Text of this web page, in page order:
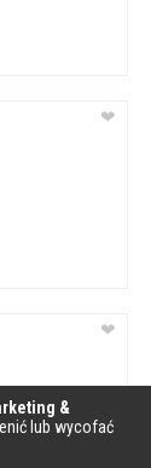
❤
❤
&
lub wycofać